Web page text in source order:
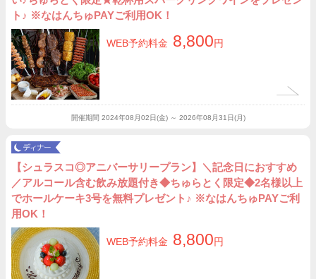
ト♪ ※なはんちゅPAYご利用OK！
WEB予約料金 8,800円
開催期間 2024年08月02日(金) ～ 2026年08月31日(月)
【シュラスコ◎アニバーサリープラン】＼記念日におすすめ
／アルコール含む飲み放題付き◆ちゅらとく限定◆2名様以上
でホールケーキ3号を無料プレゼント♪ ※なはんちゅPAYご利
用OK！
WEB予約料金 8,800円